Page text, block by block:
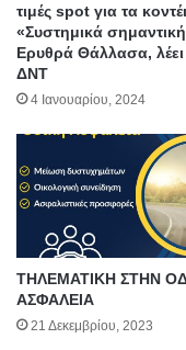
τιμές spot για τα
«Συστημικά
Ερυθρά Θάλλασα, λέει
ΔΝΤ
4 Ιανουαρίου, 2024
ΤΗΛΕΜΑΤΙΚΗ ΣΤΗΝ
ΑΣΦΑΛΕΙΑ
21 Δεκεμβρίου, 2023